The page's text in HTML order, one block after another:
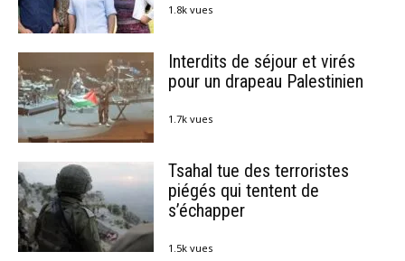
1.8k vues
Interdits de séjour et virés
pour un drapeau Palestinien
1.7k vues
Tsahal tue des terroristes
piégés qui tentent de
s’échapper
1.5k vues